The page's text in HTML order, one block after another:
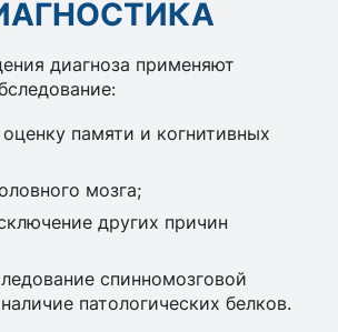
диагноза применяют
памяти и когнитивных
мозга;
других причин
спинномозговой
патологических белков.